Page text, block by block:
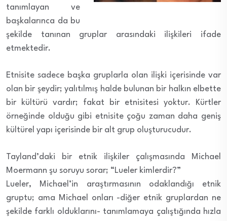
tanımlayan ve
başkalarınca da bu
şekilde tanınan gruplar arasındaki ilişkileri ifade
etmektedir.
Etnisite sadece başka gruplarla olan ilişki içerisinde var
olan bir şeydir; yalıtılmış halde bulunan bir halkın elbette
bir kültürü vardır; fakat bir etnisitesi yoktur. Kürtler
örneğinde olduğu gibi etnisite çoğu zaman daha geniş
kültürel yapı içerisinde bir alt grup oluşturucudur.
Tayland’daki bir etnik ilişkiler çalışmasında Michael
Moermann şu soruyu sorar; “Lueler kimlerdir?”
Lueler, Michael’in araştırmasının odaklandığı etnik
gruptu; ama Michael onları -diğer etnik gruplardan ne
şekilde farklı olduklarını- tanımlamaya çalıştığında hızla